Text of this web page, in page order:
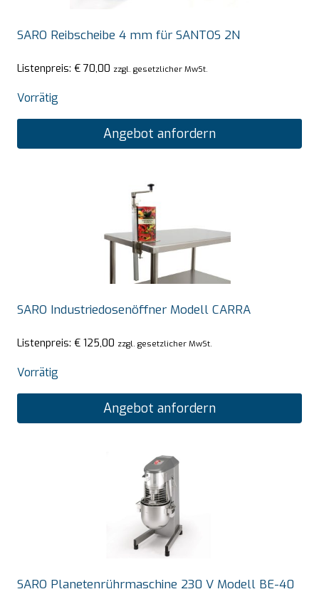
SARO Reibscheibe 4 mm für SANTOS 2N
Listenpreis: € 70,00 zzgl. gesetzlicher MwSt.
Vorrätig
Angebot anfordern
SARO Industriedosenöffner Modell CARRA
Listenpreis: € 125,00 zzgl. gesetzlicher MwSt.
Vorrätig
Angebot anfordern
SARO Planetenrührmaschine 230 V Modell BE-40